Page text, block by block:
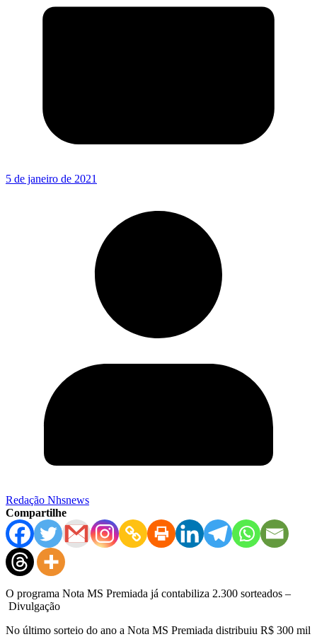
5 de janeiro de 2021
Redação Nhsnews
Compartilhe
O programa Nota MS Premiada já contabiliza 2.300 sorteados –
Divulgação
No último sorteio do ano a Nota MS Premiada distribuiu R$ 300 mil